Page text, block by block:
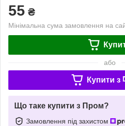
55 ₴
Мінімальна сума замовлення на
або
Купити з
Що таке купити з Пром?
Замовлення під захистом